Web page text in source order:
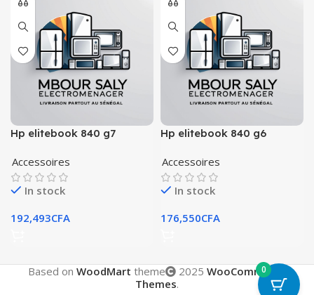
Hp elitebook 840 g7
Accessoires
In stock
192,493CFA
Hp elitebook 840 g6
Accessoires
In stock
176,550CFA
Based on WoodMart theme 2025 WooCommerce
Themes.
0